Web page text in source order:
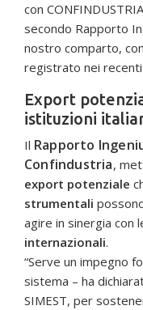
con
secondo Rapporto
nostro comparto,
registrato nei recenti
Export
istituzioni
Il Rapporto
Confindustria,
export potenziale
strumentali
agire in sinergia con
internazionali.
“Serve un impegno
sistema – ha
SIMEST, per